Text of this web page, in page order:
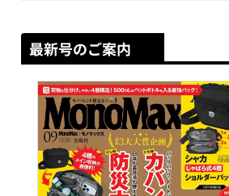
最新号のご案内